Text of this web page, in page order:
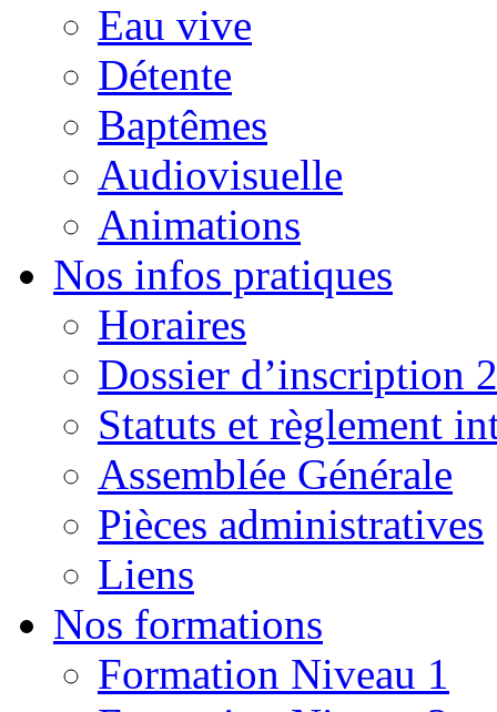
Eau vive
Détente
Baptêmes
Audiovisuelle
Animations
Nos infos pratiques
Horaires
Dossier d’inscription
Statuts et règlement
Assemblée Générale
Pièces administratives
Liens
Nos formations
Formation Niveau 1